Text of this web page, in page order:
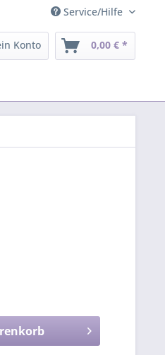
Service/Hilfe
Konto 0,00 € *